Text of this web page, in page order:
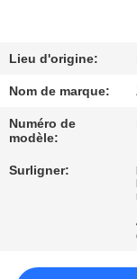
DE
QUALITÉ
NOUS
Lieu d'origine:
Nom de marque:
Numéro de
modèle:
Surligner: